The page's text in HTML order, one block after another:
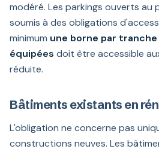
modéré. Les parkings ouverts au
soumis à des obligations
minimum une borne par
équipées doit être accessible
réduite.
Bâtiments existants en
L'obligation ne concerne pas
constructions neuves. Les